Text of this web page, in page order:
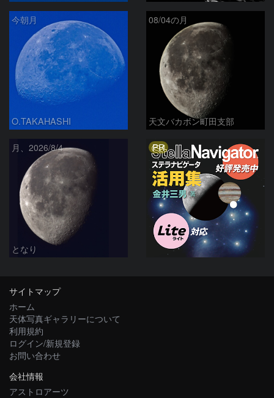
今朝月
O.TAKAHASHI
08/04の月
天文バカボン町田支部
月、2026/8/4
となり
PR
サイトマップ
ホーム
天体写真ギャラリーについて
利用規約
ログイン/新規登録
お問い合わせ
会社情報
アストロアーツ